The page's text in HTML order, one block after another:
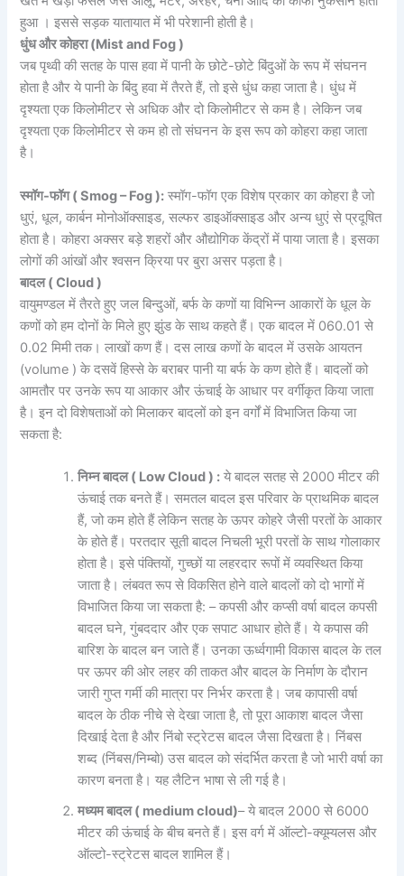
हुआ । इससे सड़क यातायात में भी परेशानी होती है।
धुंध और कोहरा (Mist and Fog )
जब पृथ्वी की सतह के पास हवा में पानी के छोटे-छोटे बिंदुओं के रूप में संघनन
होता है और ये पानी के बिंदु हवा में तैरते हैं, तो इसे धुंध कहा जाता है। धुंध में
दृश्यता एक किलोमीटर से अधिक और दो किलोमीटर से कम है। लेकिन जब
दृश्यता एक किलोमीटर से कम हो तो संघनन के इस रूप को कोहरा कहा जाता
है।
स्मॉग-फॉग ( Smog – Fog ): स्मॉग-फॉग एक विशेष प्रकार का कोहरा है जो
धुएं, धूल, कार्बन मोनोऑक्साइड, सल्फर डाइऑक्साइड और अन्य धुएं से प्रदूषित
होता है। कोहरा अक्सर बड़े शहरों और औद्योगिक केंद्रों में पाया जाता है। इसका
लोगों की आंखों और श्वसन क्रिया पर बुरा असर पड़ता है।
बादल ( Cloud )
वायुमण्डल में तैरते हुए जल बिन्दुओं, बर्फ के कणों या विभिन्न आकारों के धूल के
कणों को हम दोनों के मिले हुए झुंड के साथ कहते हैं। एक बादल में 060.01 से
0.02 मिमी तक। लाखों कण हैं। दस लाख कणों के बादल में उसके आयतन
(volume ) के दसवें हिस्से के बराबर पानी या बर्फ के कण होते हैं। बादलों को
आमतौर पर उनके रूप या आकार और ऊंचाई के आधार पर वर्गीकृत किया जाता
है। इन दो विशेषताओं को मिलाकर बादलों को इन वर्गों में विभाजित किया जा
सकता है:
निम्न बादल ( Low Cloud ) : ये बादल सतह से 2000 मीटर की
ऊंचाई तक बनते हैं। समतल बादल इस परिवार के प्राथमिक बादल
हैं, जो कम होते हैं लेकिन सतह के ऊपर कोहरे जैसी परतों के आकार
के होते हैं। परतदार सूती बादल निचली भूरी परतों के साथ गोलाकार
होता है। इसे पंक्तियों, गुच्छों या लहरदार रूपों में व्यवस्थित किया
जाता है। लंबवत रूप से विकसित होने वाले बादलों को दो भागों में
विभाजित किया जा सकता है: – कपसी और कप्सी वर्षा बादल कपसी
बादल घने, गुंबददार और एक सपाट आधार होते हैं। ये कपास की
बारिश के बादल बन जाते हैं। उनका ऊर्ध्वगामी विकास बादल के तल
पर ऊपर की ओर लहर की ताकत और बादल के निर्माण के दौरान
जारी गुप्त गर्मी की मात्रा पर निर्भर करता है। जब कापासी वर्षा
बादल के ठीक नीचे से देखा जाता है, तो पूरा आकाश बादल जैसा
दिखाई देता है और निंबो स्ट्रेटस बादल जैसा दिखता है। निंबस
शब्द (निंबस/निम्बो) उस बादल को संदर्भित करता है जो भारी वर्षा का
कारण बनता है। यह लैटिन भाषा से ली गई है।
मध्यम बादल ( medium cloud)– ये बादल 2000 से 6000
मीटर की ऊंचाई के बीच बनते हैं। इस वर्ग में ऑल्टो-क्यूम्यलस और
ऑल्टो-स्ट्रेटस बादल शामिल हैं।